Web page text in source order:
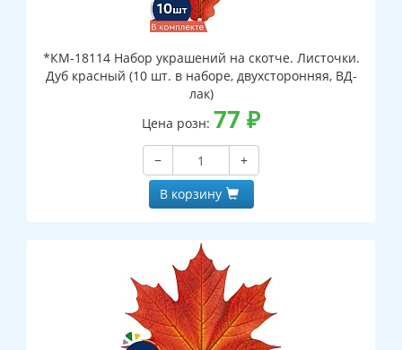
*КМ-18114 Набор украшений на скотче. Листочки.
Дуб красный (10 шт. в наборе, двухсторонняя, ВД-
лак)
Цена розн: 77 ₽
−
+
В корзину